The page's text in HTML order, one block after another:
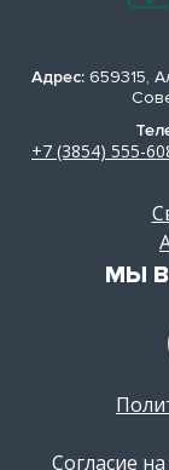
Адрес: 659315,
+7 (3854) 555-
МЫ
Согласие